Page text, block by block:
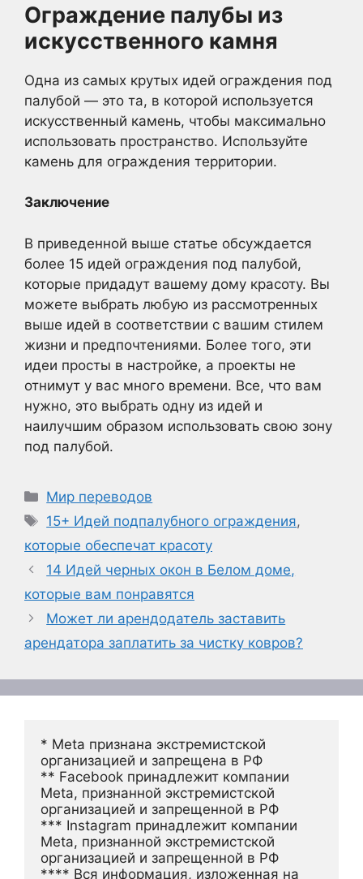
Ограждение палубы из
искусственного камня
Одна из самых крутых идей ограждения под
палубой — это та, в которой используется
искусственный камень, чтобы максимально
использовать пространство. Используйте
камень для ограждения территории.
Заключение
В приведенной выше статье обсуждается
более 15 идей ограждения под палубой,
которые придадут вашему дому красоту. Вы
можете выбрать любую из рассмотренных
выше идей в соответствии с вашим стилем
жизни и предпочтениями. Более того, эти
идеи просты в настройке, а проекты не
отнимут у вас много времени. Все, что вам
нужно, это выбрать одну из идей и
наилучшим образом использовать свою зону
под палубой.
Рубрики
Мир переводов
Метки
15+ Идей подпалубного ограждения,
которые обеспечат красоту
14 Идей черных окон в Белом доме,
которые вам понравятся
Может ли арендодатель заставить
арендатора заплатить за чистку ковров?
* Meta признана экстремистской
организацией и запрещена в РФ
** Facebook принадлежит компании
Meta, признанной экстремистской
организацией и запрещенной в РФ
*** Instagram принадлежит компании
Meta, признанной экстремистской
организацией и запрещенной в РФ
**** Вся информация, изложенная на